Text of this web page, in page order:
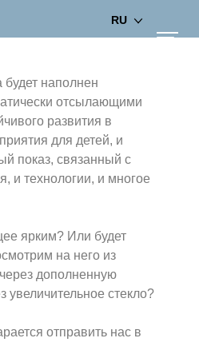
RU
будет наполнен
отсылающими
развития в
для детей, и
показ, связанный с
и технологии, и многое
ярким? Или будет
на него из
дополненную
увеличительное стекло?
отправить нас в